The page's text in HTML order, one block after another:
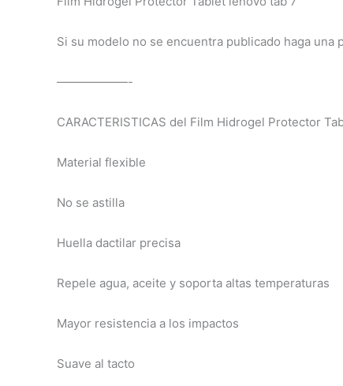
Si su modelo no se encuentra publicado haga
——————-
CARACTERISTICAS del Film Hidrogel Protector
Material flexible
No se astilla
Huella dactilar precisa
Repele agua, aceite y soporta altas temperaturas
Mayor resistencia a los impactos
Suave al tacto